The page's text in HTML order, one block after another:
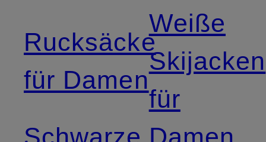
Rucksäcke
für Damen
Weiße
Skijacken
für